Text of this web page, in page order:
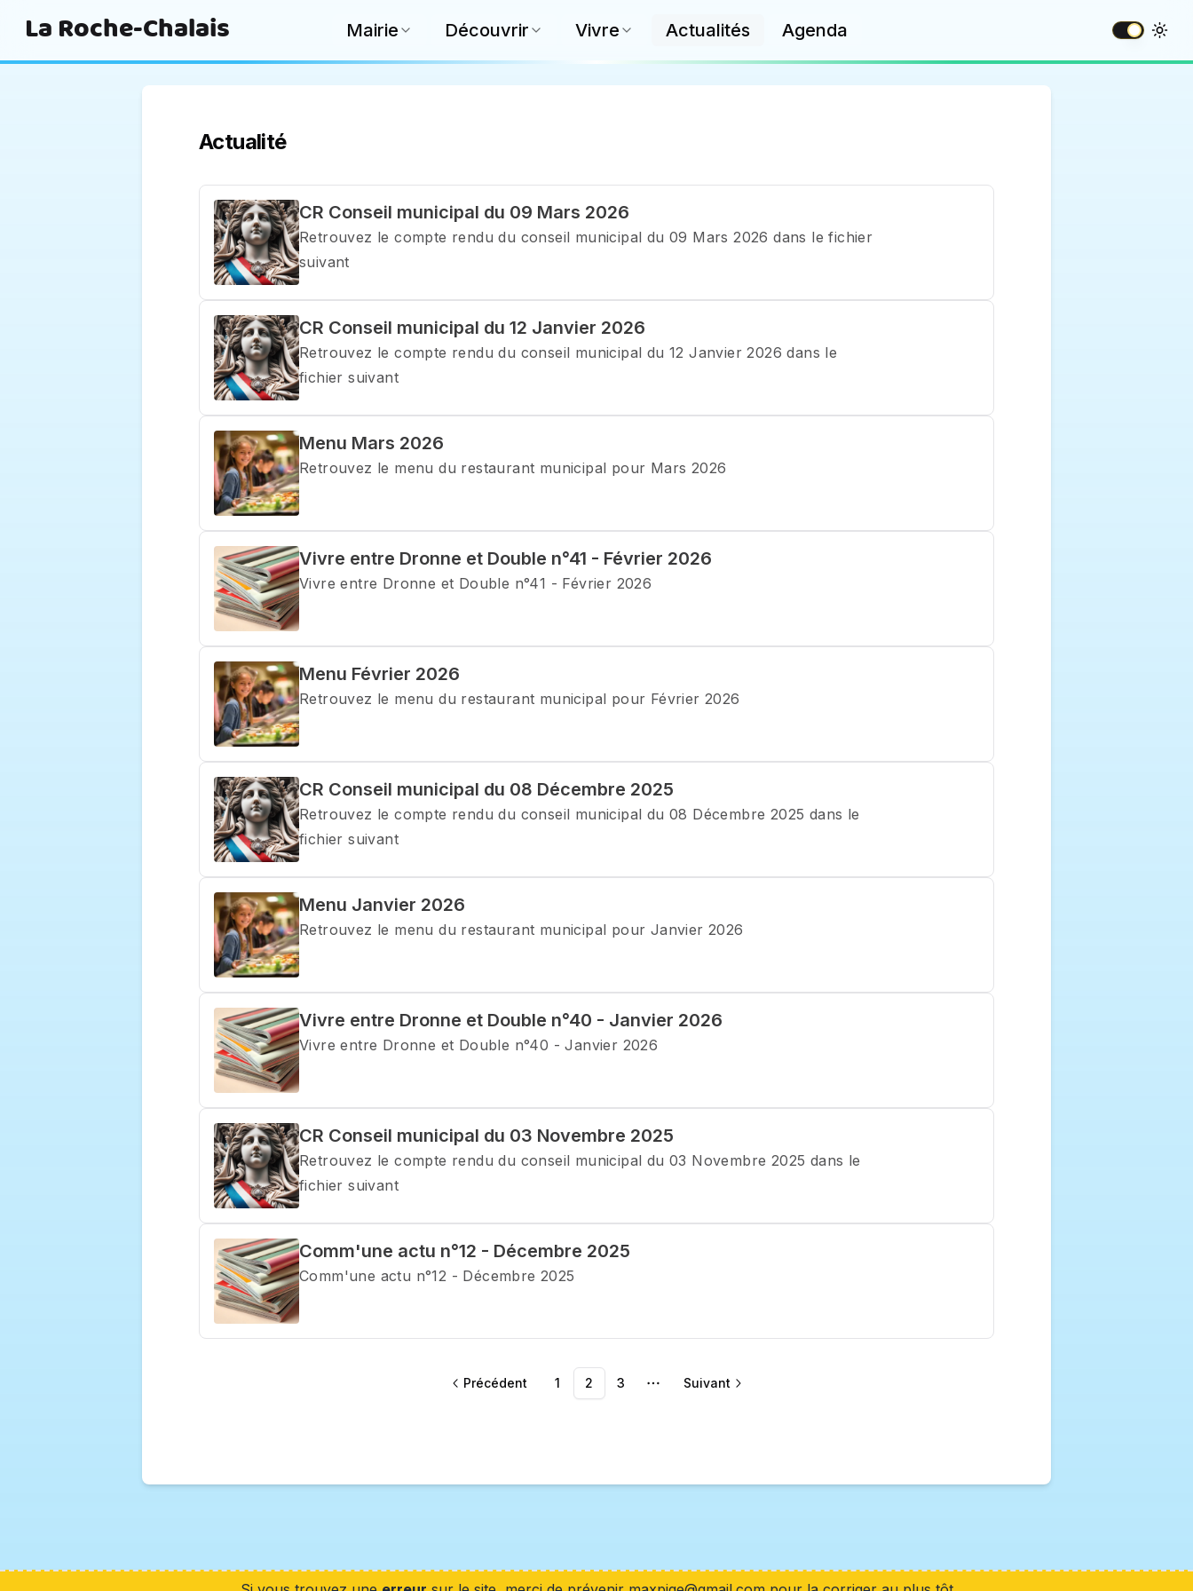
La Roche-Chalais Mairie Découvrir Vivre Actualités Agenda
Actualité
CR Conseil municipal du 09 Mars 2026
Retrouvez le compte rendu du conseil municipal du 09 Mars 2026 dans le fichier
suivant
CR Conseil municipal du 12 Janvier 2026
Retrouvez le compte rendu du conseil municipal du 12 Janvier 2026 dans le
fichier suivant
Menu Mars 2026
Retrouvez le menu du restaurant municipal pour Mars 2026
Vivre entre Dronne et Double n°41 - Février 2026
Vivre entre Dronne et Double n°41 - Février 2026
Menu Février 2026
Retrouvez le menu du restaurant municipal pour Février 2026
CR Conseil municipal du 08 Décembre 2025
Retrouvez le compte rendu du conseil municipal du 08 Décembre 2025 dans le
fichier suivant
Menu Janvier 2026
Retrouvez le menu du restaurant municipal pour Janvier 2026
Vivre entre Dronne et Double n°40 - Janvier 2026
Vivre entre Dronne et Double n°40 - Janvier 2026
CR Conseil municipal du 03 Novembre 2025
Retrouvez le compte rendu du conseil municipal du 03 Novembre 2025 dans le
fichier suivant
Comm'une actu n°12 - Décembre 2025
Comm'une actu n°12 - Décembre 2025
Précédent 1 2 3
More pages
Suivant